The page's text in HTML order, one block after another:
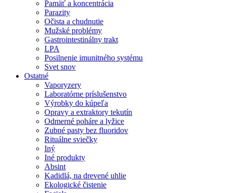
Pamäť a koncentrácia
Parazity
Očista a chudnutie
Mužské problémy
Gastrointestinálny trakt
LPA
Posilnenie imunitného systému
Svet snov
Ostatné
Vaporyzery
Laboratórne príslušenstvo
Výrobky do kúpeľa
Opravy a extraktory tekutín
Odmerné poháre a lyžice
Zubné pasty bez fluoridov
Rituálne sviečky
Iný
Iné produkty
Absint
Kadidlá, na drevené uhlie
Ekologické čistenie